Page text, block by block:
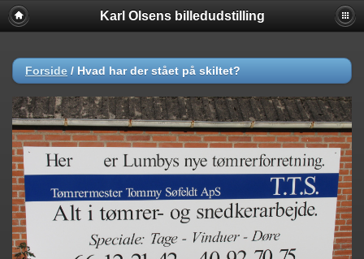
Karl Olsens billedudstilling
Forside / Hvad har der stået på skiltet?